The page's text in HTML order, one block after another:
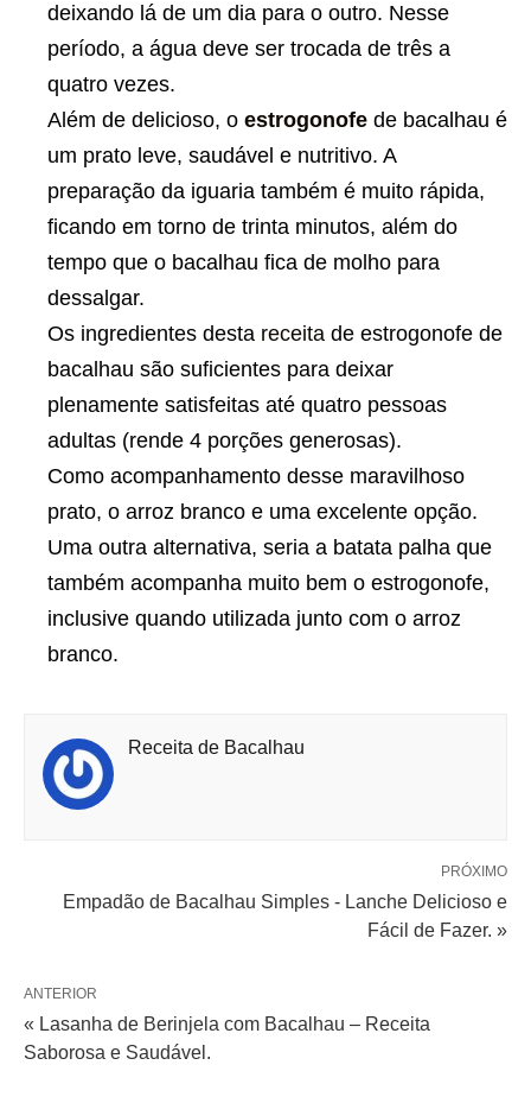
deixando lá de um dia para o outro. Nesse
período, a água deve ser trocada de três a
quatro vezes.
Além de delicioso, o estrogonofe de bacalhau é
um prato leve, saudável e nutritivo. A
preparação da iguaria também é muito rápida,
ficando em torno de trinta minutos, além do
tempo que o bacalhau fica de molho para
dessalgar.
Os ingredientes desta receita de estrogonofe de
bacalhau são suficientes para deixar
plenamente satisfeitas até quatro pessoas
adultas (rende 4 porções generosas).
Como acompanhamento desse maravilhoso
prato, o arroz branco e uma excelente opção.
Uma outra alternativa, seria a batata palha que
também acompanha muito bem o estrogonofe,
inclusive quando utilizada junto com o arroz
branco.
Receita de Bacalhau
PRÓXIMO
Empadão de Bacalhau Simples - Lanche Delicioso e
Fácil de Fazer. »
ANTERIOR
« Lasanha de Berinjela com Bacalhau – Receita
Saborosa e Saudável.